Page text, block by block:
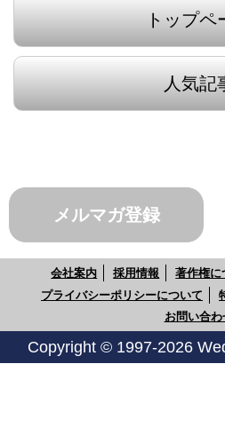
トップペ
人気記
メルマガ登録
会社案内 採用情報 著作権に
プライバシーポリシーについて
お問い合わ
Copyright © 1997-2026